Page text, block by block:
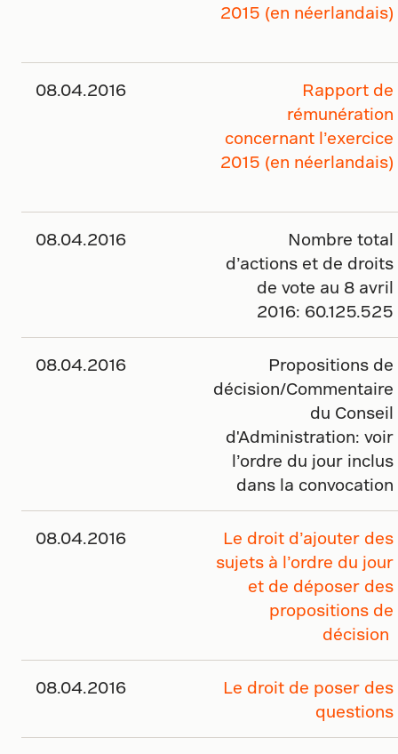
2015 (en néerlandais)
08.04.2016
Rapport de
rémunération
concernant l’exercice
2015 (en néerlandais)
08.04.2016
Nombre total
d’actions et de droits
de vote au 8 avril
2016: 60.125.525
08.04.2016
Propositions de
décision/Commentaire
du Conseil
d'Administration: voir
l’ordre du jour inclus
dans la convocation
08.04.2016
Le droit d’ajouter des
sujets à l’ordre du jour
et de déposer des
propositions de
décision
08.04.2016
Le droit de poser des
questions